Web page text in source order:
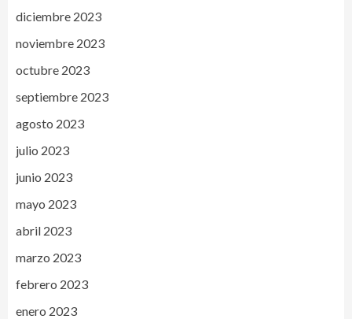
diciembre 2023
noviembre 2023
octubre 2023
septiembre 2023
agosto 2023
julio 2023
junio 2023
mayo 2023
abril 2023
marzo 2023
febrero 2023
enero 2023